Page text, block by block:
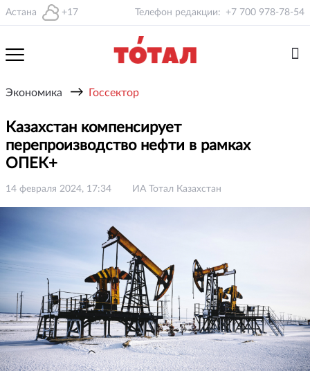
Астана +17 Телефон редакции: +7 700 978-78-54
Экономика → Госсектор
Казахстан компенсирует
перепроизводство нефти в рамках
ОПЕК+
14 февраля 2024, 17:34 ИА Тотал Казахстан